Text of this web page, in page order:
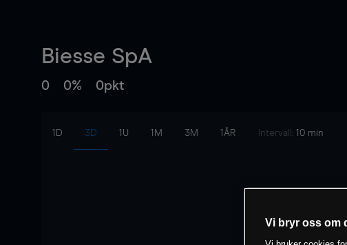
Biesse SpA
0 0% 0pkt
1D 3D 1U 1M 3M 1ÅR Intervall: 10 min
Vi bryr oss om